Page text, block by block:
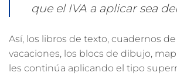
que el IVA a aplicar sea
Así, los libros de texto, cuadernos
vacaciones, los blocs de dibujo,
les continúa aplicando el tipo